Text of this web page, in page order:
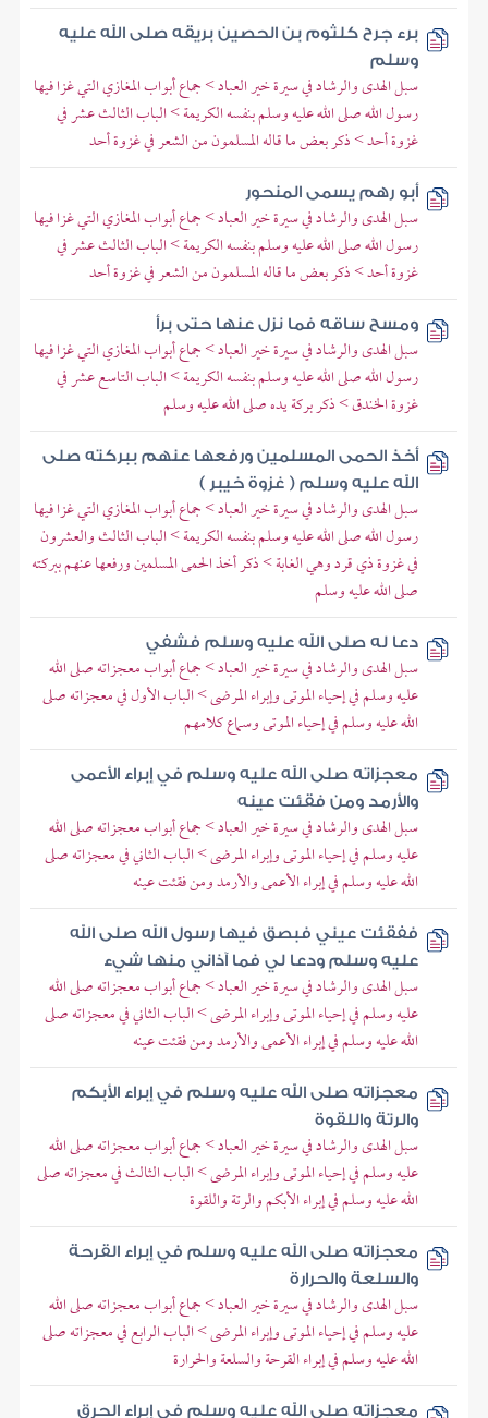
برء جرح كلثوم بن الحصين بريقه صلى الله عليه
وسلم
سبل الهدى والرشاد في سيرة خير العباد > جماع أبواب المغازي التي غزا فيها
رسول الله صلى الله عليه وسلم بنفسه الكريمة > الباب الثالث عشر في
غزوة أحد > ذكر بعض ما قاله المسلمون من الشعر في غزوة أحد
أبو رهم يسمى المنحور
سبل الهدى والرشاد في سيرة خير العباد > جماع أبواب المغازي التي غزا فيها
رسول الله صلى الله عليه وسلم بنفسه الكريمة > الباب الثالث عشر في
غزوة أحد > ذكر بعض ما قاله المسلمون من الشعر في غزوة أحد
ومسح ساقه فما نزل عنها حتى برأ
سبل الهدى والرشاد في سيرة خير العباد > جماع أبواب المغازي التي غزا فيها
رسول الله صلى الله عليه وسلم بنفسه الكريمة > الباب التاسع عشر في
غزوة الخندق > ذكر بركة يده صلى الله عليه وسلم
أخذ الحمى المسلمين ورفعها عنهم ببركته صلى
الله عليه وسلم ( غزوة خيبر )
سبل الهدى والرشاد في سيرة خير العباد > جماع أبواب المغازي التي غزا فيها
رسول الله صلى الله عليه وسلم بنفسه الكريمة > الباب الثالث والعشرون
في غزوة ذي قرد وهي الغابة > ذكر أخذ الحمى المسلمين ورفعها عنهم ببركته
صلى الله عليه وسلم
دعا له صلى الله عليه وسلم فشفي
سبل الهدى والرشاد في سيرة خير العباد > جماع أبواب معجزاته صلى الله
عليه وسلم في إحياء الموتى وإبراء المرضى > الباب الأول في معجزاته صلى
الله عليه وسلم في إحياء الموتى وسماع كلامهم
معجزاته صلى الله عليه وسلم في إبراء الأعمى
والأرمد ومن فقئت عينه
سبل الهدى والرشاد في سيرة خير العباد > جماع أبواب معجزاته صلى الله
عليه وسلم في إحياء الموتى وإبراء المرضى > الباب الثاني في معجزاته صلى
الله عليه وسلم في إبراء الأعمى والأرمد ومن فقئت عينه
ففقئت عيني فبصق فيها رسول الله صلى الله
عليه وسلم ودعا لي فما آذاني منها شيء
سبل الهدى والرشاد في سيرة خير العباد > جماع أبواب معجزاته صلى الله
عليه وسلم في إحياء الموتى وإبراء المرضى > الباب الثاني في معجزاته صلى
الله عليه وسلم في إبراء الأعمى والأرمد ومن فقئت عينه
معجزاته صلى الله عليه وسلم في إبراء الأبكم
والرتة واللقوة
سبل الهدى والرشاد في سيرة خير العباد > جماع أبواب معجزاته صلى الله
عليه وسلم في إحياء الموتى وإبراء المرضى > الباب الثالث في معجزاته صلى
الله عليه وسلم في إبراء الأبكم والرتة واللقوة
معجزاته صلى الله عليه وسلم في إبراء القرحة
والسلعة والحرارة
سبل الهدى والرشاد في سيرة خير العباد > جماع أبواب معجزاته صلى الله
عليه وسلم في إحياء الموتى وإبراء المرضى > الباب الرابع في معجزاته صلى
الله عليه وسلم في إبراء القرحة والسلعة والحرارة
معجزاته صلى الله عليه وسلم في إبراء الحرق